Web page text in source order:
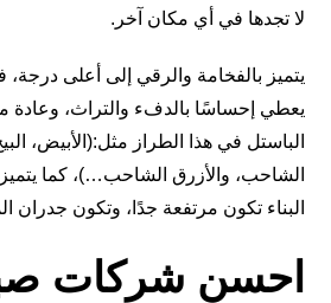
لا تجدها في أي مكان آخر.
يتميز بالفخامة والرقي إلى أعلى درجة،
يعطي إحساسًا بالدفء والتراث، وعادة
الباستل في هذا الطراز مثل:(الأبيض،
الشاحب، والأزرق الشاحب…)، كما
البناء تكون مرتفعة جدًا، وتكون جدران
احسن شركات